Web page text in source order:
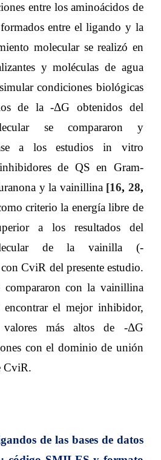
entre los aminoácidos de
entre el ligando y la
molecular se realizó en
y moléculas de agua
condiciones biológicas
de la -ΔG obtenidos del
se compararon y
a los estudios in vitro
de QS en Gram-
y la vainillina [16, 28,
criterio la energía libre de
a los resultados del
de la vainilla (-
CviR del presente estudio.
con la vainillina
el mejor inhibidor,
valores más altos de -ΔG
con el dominio de unión
CviR.
de las bases de datos